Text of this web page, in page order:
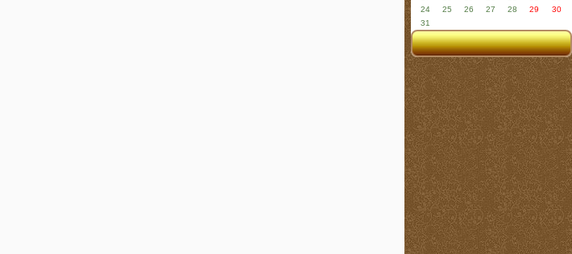
24
25 26 27 28 29
30
31